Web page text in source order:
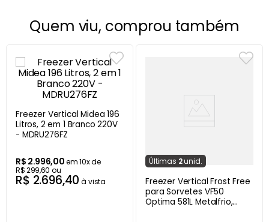
Quem viu, comprou também
Freezer Vertical Midea 196
Litros, 2 em 1 Branco 220V
- MDRU276FZ
R$ 2.996,00em10x de
R$299,60 ou
R$ 2.696,40 à vista
Últimas 2unid.
Freezer Vertical Frost Free
para Sorvetes VF50
Optima 581L Metalfrio,